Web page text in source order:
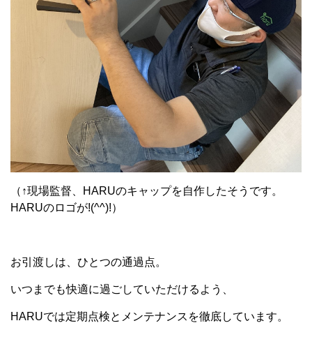
（↑現場監督、HARUのキャップを自作したそうです。
HARUのロゴが!(^^)!）
お引渡しは、ひとつの通過点。
いつまでも快適に過ごしていただけるよう、
HARUでは定期点検とメンテナンスを徹底しています。